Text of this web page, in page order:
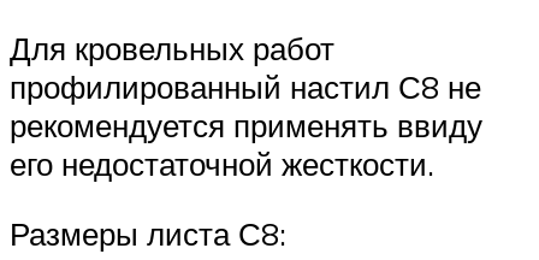
Для кровельных работ
профилированный настил С8 не
рекомендуется применять ввиду
его недостаточной жесткости.
Размеры листа С8: